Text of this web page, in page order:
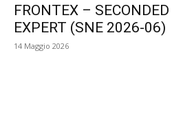
FRONTEX –
EXPERT (SNE 2026-06)
14 Maggio 2026